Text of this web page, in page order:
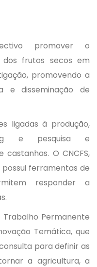
promover o
frutos secos em
promovendo a
e disseminação de
ligadas à produção,
e pesquisa e
O CNCFS,
ferramentas de
responder a
Trabalho Permanente
Temática, que
para definir as
a agricultura, a